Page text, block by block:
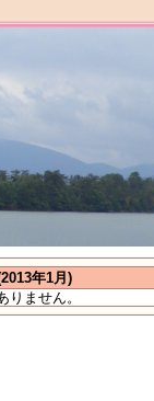
年1月)
りません。